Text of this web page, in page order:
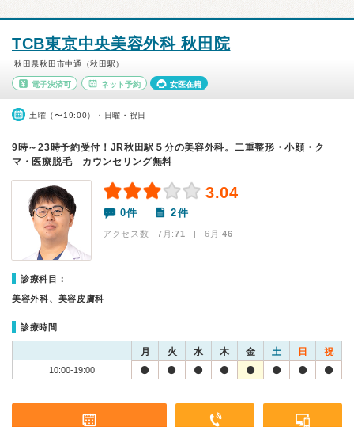
TCB東京中央美容外科 秋田院
秋田県秋田市中通（秋田駅）
電子決済可 ネット予約 女医在籍
土曜（〜19:00）・日曜・祝日
9時～23時予約受付！JR秋田駅５分の美容外科。二重整形・小顔・ク
マ・医療脱毛 カウンセリング無料
3.04
0件 2件
アクセス数 7月:71 | 6月:46
診療科目：
美容外科、美容皮膚科
診療時間
月 火 水 木 金 土 日 祝
10:00-19:00